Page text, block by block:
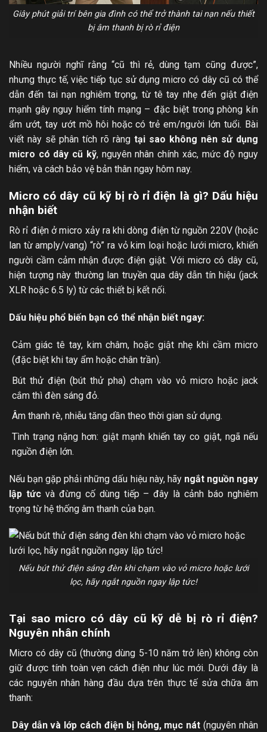
Giây phút giải trí bên gia đình có thể trở thành tai nạn nếu thiết
bị âm thanh bị rò rỉ điện
Nhiều người nghĩ rằng “cũ thì rẻ, dùng tạm cũng được”,
nhưng thực tế, việc tiếp tục sử dụng micro có dây cũ có thể
dẫn đến tai nạn nghiêm trọng, từ tê tay nhẹ đến giật điện
mạnh gây nguy hiểm tính mạng – đặc biệt trong phòng kín
ẩm ướt, tay ướt mồ hôi hoặc có trẻ em/người lớn tuổi. Bài
viết này sẽ phân tích rõ ràng tại sao không nên sử dụng
micro có dây cũ kỹ, nguyên nhân chính xác, mức độ nguy
hiểm, và cách bảo vệ bản thân ngay hôm nay.
Micro có dây cũ kỹ bị rò rỉ điện là gì? Dấu hiệu
nhận biết
Rò rỉ điện ở micro xảy ra khi dòng điện từ nguồn 220V (hoặc
lan từ amply/vang) “rò” ra vỏ kim loại hoặc lưới micro, khiến
người cầm cảm nhận được điện giật. Với micro có dây cũ,
hiện tượng này thường lan truyền qua dây dẫn tín hiệu (jack
XLR hoặc 6.5 ly) từ các thiết bị kết nối.
Dấu hiệu phổ biến bạn có thể nhận biết ngay:
Cảm giác tê tay, kim châm, hoặc giật nhẹ khi cầm micro
(đặc biệt khi tay ẩm hoặc chân trần).
Bút thử điện (bút thử pha) chạm vào vỏ micro hoặc jack
cắm thì đèn sáng đỏ.
Âm thanh rè, nhiễu tăng dần theo thời gian sử dụng.
Tình trạng nặng hơn: giật mạnh khiến tay co giật, ngã nếu
nguồn điện lớn.
Nếu bạn gặp phải những dấu hiệu này, hãy ngắt nguồn ngay
lập tứcvà đừng cố dùng tiếp – đây là cảnh báo nghiêm
trọng từ hệ thống âm thanh của bạn.
Nếu bút thử điện sáng đèn khi chạm vào vỏ micro hoặc lưới
lọc, hãy ngắt nguồn ngay lập tức!
Tại sao micro có dây cũ kỹ dễ bị rò rỉ điện?
Nguyên nhân chính
Micro có dây cũ (thường dùng 5-10 năm trở lên) không còn
giữ được tính toàn vẹn cách điện như lúc mới. Dưới đây là
các nguyên nhân hàng đầu dựa trên thực tế sửa chữa âm
thanh:
Dây dẫn và lớp cách điện bị hỏng, mục nát (nguyên nhân